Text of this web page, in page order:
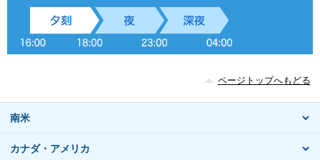
ページトップへもどる
南米
カナダ・アメリカ